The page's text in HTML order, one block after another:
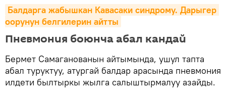
Балдарга жабышкан Кавасаки синдрому. Дарыгер
оорунун белгилерин айтты
Пневмония боюнча абал кандай
Бермет Самаганованын айтымында, ушул тапта
абал туруктуу, атургай балдар арасында пневмония
илдети былтыркы жылга салыштырмалуу азайды.